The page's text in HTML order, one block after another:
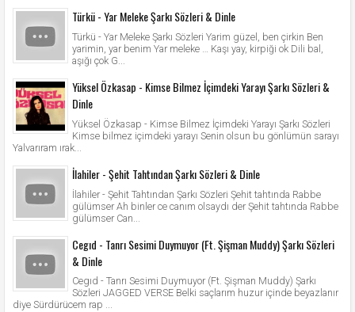
Türkü - Yar Meleke Şarkı Sözleri & Dinle
Türkü - Yar Meleke Şarkı Sözleri Yarim güzel, ben çirkin Ben
yarimin, yar benim Yar meleke … Kaşı yay, kirpiği ok Dili bal,
aşığı çok G...
Yüksel Özkasap - Kimse Bilmez İçimdeki Yarayı Şarkı Sözleri &
Dinle
Yüksel Özkasap - Kimse Bilmez İçimdeki Yarayı Şarkı Sözleri
Kimse bilmez içimdeki yarayı Senin olsun bu gönlümün sarayı
Yalvarıram ırak...
İlahiler - Şehit Tahtından Şarkı Sözleri & Dinle
İlahiler - Şehit Tahtından Şarkı Sözleri Şehit tahtında Rabbe
gülümser Ah binler ce canım olsaydı der Şehit tahtında Rabbe
gülümser Can...
Cegıd - Tanrı Sesimi Duymuyor (Ft. Şişman Muddy) Şarkı Sözleri
& Dinle
Cegıd - Tanrı Sesimi Duymuyor (Ft. Şişman Muddy) Şarkı
Sözleri JAGGED VERSE Belki saçlarım huzur içinde beyazlanır
diye Sürdürücem rap ...